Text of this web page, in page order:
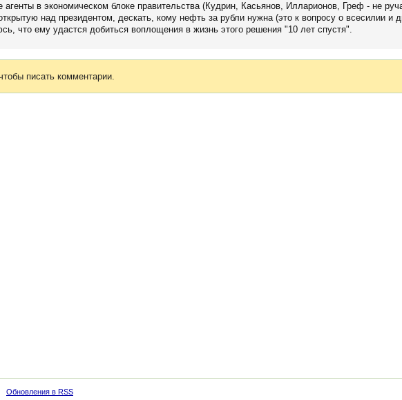
агенты в экономическом блоке правительства (Кудрин, Касьянов, Илларионов, Греф - не
над президентом, дескать, кому нефть за рубли нужна (это к вопросу о всесилии и
что ему удастся добиться воплощения в жизнь этого решения "10 лет спустя".
писать комментарии.
Обновления в RSS